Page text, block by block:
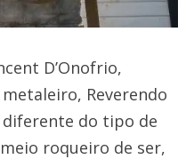
D’Onofrio,
Reverendo
diferente do tipo de
roqueiro de ser,